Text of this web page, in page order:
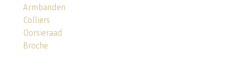
Armbanden
Colliers
Oorsieraad
Broche